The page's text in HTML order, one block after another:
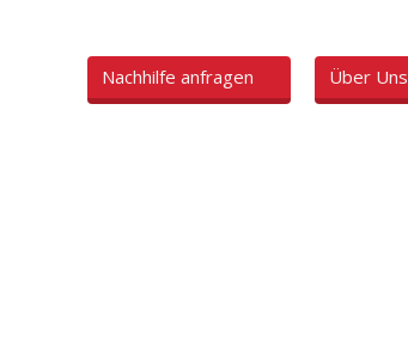
Nachhilfe anfragen Über Uns